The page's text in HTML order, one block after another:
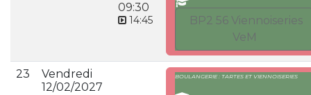
09:30
14:45
BP2 56 Viennoiseries
VeM
23
Vendredi
12/02/2027
BOULANGERIE : TARTES ET VIENNOISERIES